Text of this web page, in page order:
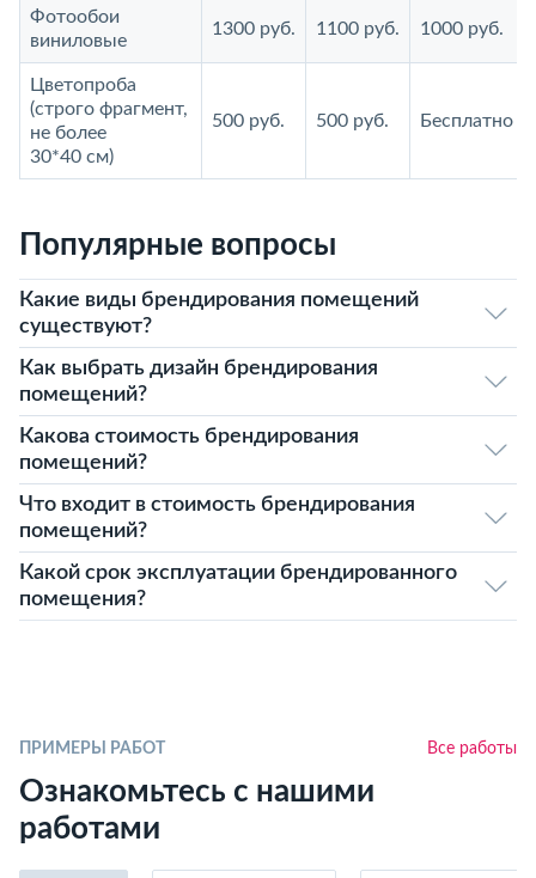
Фотообои
виниловые
1300 руб. 1100 руб. 1000 руб.
Цветопроба
(строго фрагмент,
не более
30*40 см)
500 руб. 500 руб. Бесплатно
Популярные вопросы
Какие виды брендирования помещений
существуют?
Как выбрать дизайн брендирования
помещений?
Какова стоимость брендирования
помещений?
Что входит в стоимость брендирования
помещений?
Какой срок эксплуатации брендированного
помещения?
ПРИМЕРЫ РАБОТ Все работы
Ознакомьтесь с нашими
работами